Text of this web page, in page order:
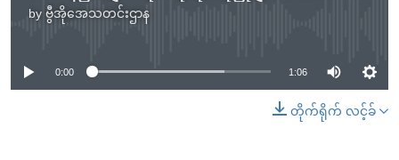
by ဗွီအိုအေသတင်းဌာန
No media source currently available
0:00 1:06
တိုက်ရိုက် လင့်ခ်